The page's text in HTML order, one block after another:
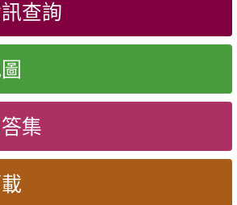
查詢
集